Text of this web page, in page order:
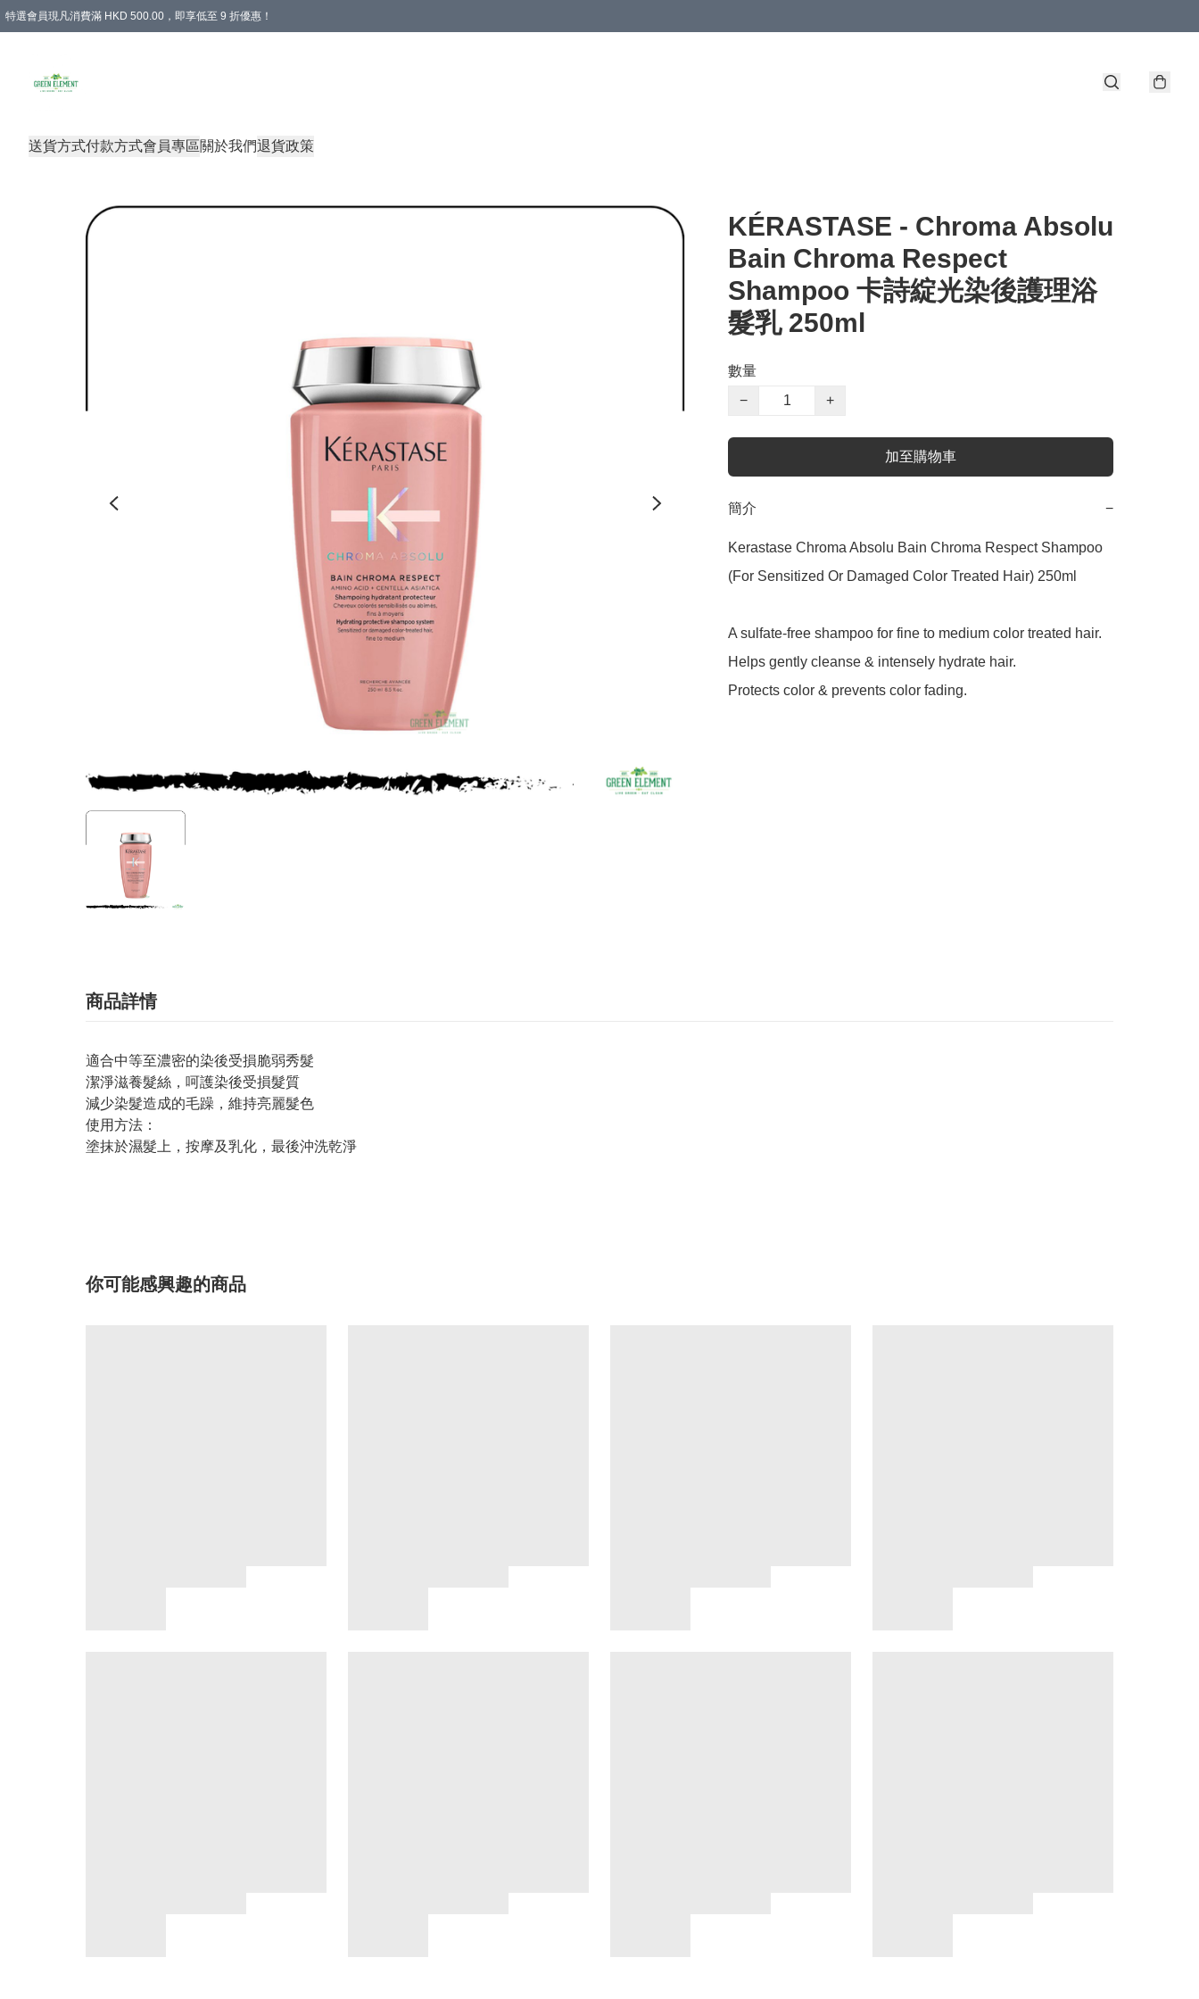
特選會員現凡消費滿 HKD 500.00，即享低至 9 折優惠！
送貨方式付款方式會員專區關於我們退貨政策
KÉRASTASE - Chroma Absolu
Bain Chroma Respect
Shampoo 卡詩綻光染後護理浴
髮乳 250ml
數量
−
+
加至購物車
簡介 −
Kerastase Chroma Absolu Bain Chroma Respect Shampoo
(For Sensitized Or Damaged Color Treated Hair) 250ml
A sulfate-free shampoo for fine to medium color treated hair.
Helps gently cleanse & intensely hydrate hair.
Protects color & prevents color fading.
商品詳情
適合中等至濃密的染後受損脆弱秀髮
潔淨滋養髮絲，呵護染後受損髮質
減少染髮造成的毛躁，維持亮麗髮色
使用方法：
塗抹於濕髮上，按摩及乳化，最後沖洗乾淨
你可能感興趣的商品